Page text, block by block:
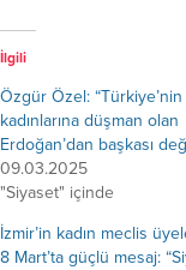
İlgili
Özgür Özel:
kadınlarına düşman olan
Erdoğan’dan başkası
09.03.2025
"Siyaset" içinde
İzmir’in kadın meclis
8 Mart’ta güçlü mesaj: